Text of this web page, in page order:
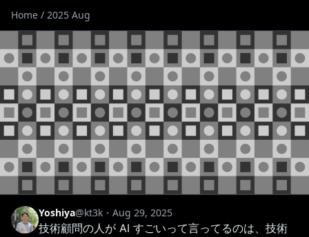
Home / 2025 Aug
Yoshiya@kt3k ・ Aug 29, 2025
技術顧問の人が AI すごいって言ってるのは、技術